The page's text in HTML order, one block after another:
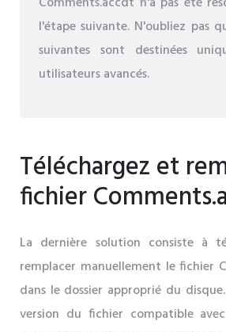
l'étape suivante. N'oubliez pas
suivantes sont destinées
utilisateurs avancés.
Téléchargez et
fichier
La dernière solution consiste à
remplacer manuellement le fichier
dans le dossier approprié du
version du fichier compatible